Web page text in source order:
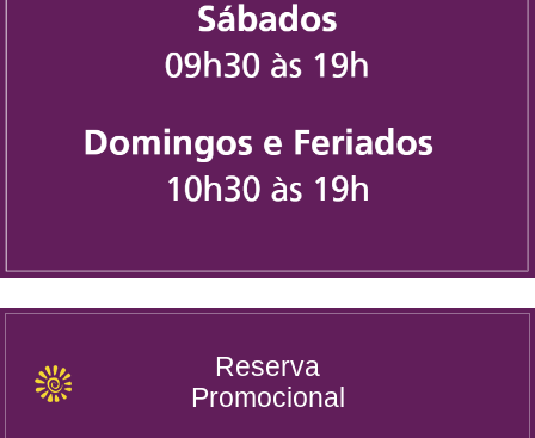
Reserva
Promocional